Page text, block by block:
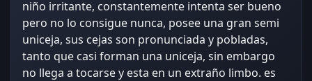
niño irritante, constantemente intenta ser bueno
pero no lo consigue nunca, posee una gran semi
uniceja, sus cejas son pronunciada y pobladas,
tanto que casi forman una uniceja, sin embargo
no llega a tocarse y esta en un extraño limbo. es